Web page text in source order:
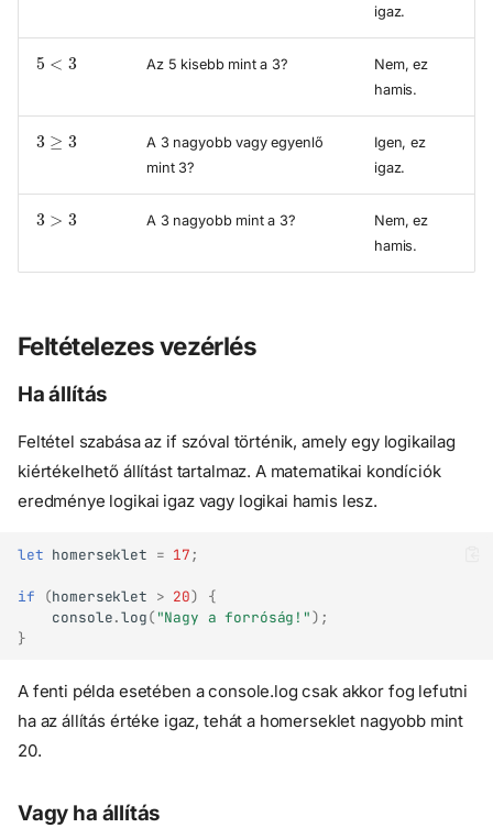
igaz.
Az 5 kisebb mint a 3?
Nem, ez
hamis.
A 3 nagyobb vagy egyenlő
mint 3?
Igen, ez
igaz.
A 3 nagyobb mint a 3?
Nem, ez
hamis.
Feltételezes vezérlés
Ha állítás
Feltétel szabása az if szóval történik, amely egy logikailag
kiértékelhető állítást tartalmaz. A matematikai kondíciók
eredménye logikai igaz vagy logikai hamis lesz.
let homerseklet = 17 ;
if (homerseklet > 20)
{
console.log( "Nagy a forróság!");
}
A fenti példa esetében a console.log csak akkor fog lefutni
ha az állítás értéke igaz, tehát a homerseklet nagyobb mint
20.
Vagy ha állítás